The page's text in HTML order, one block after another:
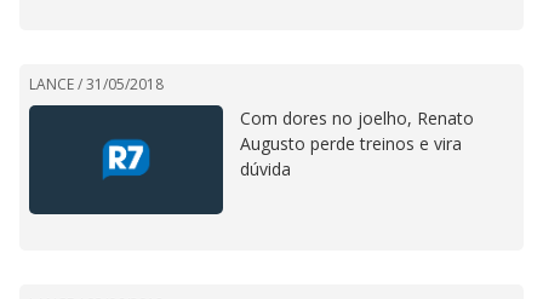
LANCE /31/05/2018
Com dores no joelho, Renato
Augusto perde treinos e vira
dúvida